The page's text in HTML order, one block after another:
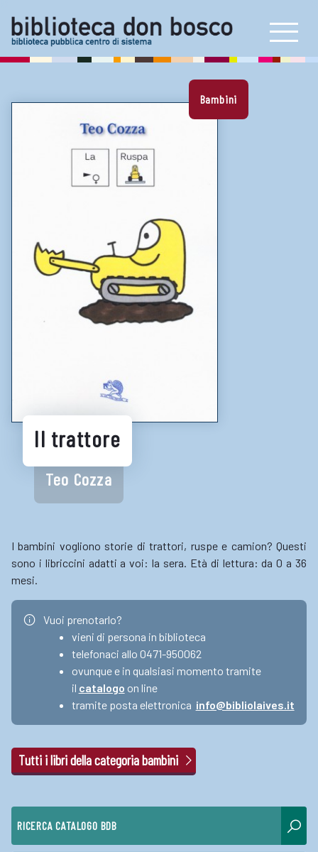
Prestito, rinnovi e prenotazioni
Self check e book box
Prestito interbibliotecario
E-book reader e consolle
Artoteca
Bookstart
Proposta di acquisto
NEWS & INIZIATIVE
LINK UTILI
Consigli per la lettura
Biblioteche digitali
Bambini
Il trattore
Teo Cozza
I bambini vogliono storie di trattori, ruspe e camion? Questi
sono i libriccini adatti a voi: la sera. Età di lettura: da 0 a 36
mesi.
Vuoi prenotarlo?
vieni di persona in biblioteca
telefonaci allo 0471-950062
ovunque e in qualsiasi momento tramite
il catalogo on line
tramite posta elettronica info@bibliolaives.it
Tutti i libri della categoria bambini
RICERCA CATALOGO BDB